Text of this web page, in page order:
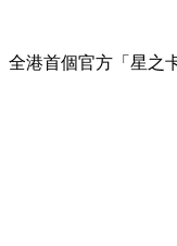
全港首個官方「星之